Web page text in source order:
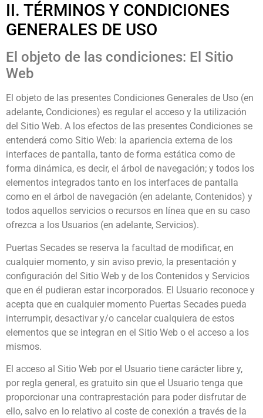
II. TÉRMINOS Y CONDICIONES
GENERALES DE USO
El objeto de las condiciones: El Sitio
Web
El objeto de las presentes Condiciones Generales de Uso (en
adelante, Condiciones) es regular el acceso y la utilización
del Sitio Web. A los efectos de las presentes Condiciones se
entenderá como Sitio Web: la apariencia externa de los
interfaces de pantalla, tanto de forma estática como de
forma dinámica, es decir, el árbol de navegación; y todos los
elementos integrados tanto en los interfaces de pantalla
como en el árbol de navegación (en adelante, Contenidos) y
todos aquellos servicios o recursos en línea que en su caso
ofrezca a los Usuarios (en adelante, Servicios).
Puertas Secades se reserva la facultad de modificar, en
cualquier momento, y sin aviso previo, la presentación y
configuración del Sitio Web y de los Contenidos y Servicios
que en él pudieran estar incorporados. El Usuario reconoce y
acepta que en cualquier momento Puertas Secades pueda
interrumpir, desactivar y/o cancelar cualquiera de estos
elementos que se integran en el Sitio Web o el acceso a los
mismos.
El acceso al Sitio Web por el Usuario tiene carácter libre y,
por regla general, es gratuito sin que el Usuario tenga que
proporcionar una contraprestación para poder disfrutar de
ello, salvo en lo relativo al coste de conexión a través de la